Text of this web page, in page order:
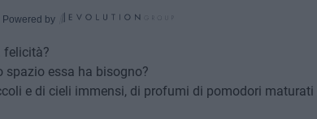
Powered by
felicità?
spazio essa ha bisogno?
e di cieli immensi, di profumi di pomodori maturati